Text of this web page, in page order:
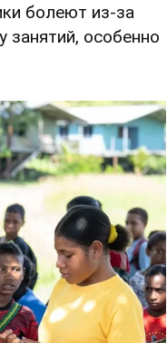
болеют из-за
занятий, особенно